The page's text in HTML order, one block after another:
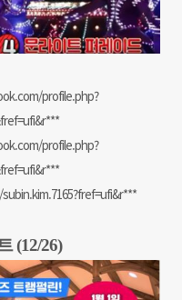
profile.php?
profile.php?
(12/26)